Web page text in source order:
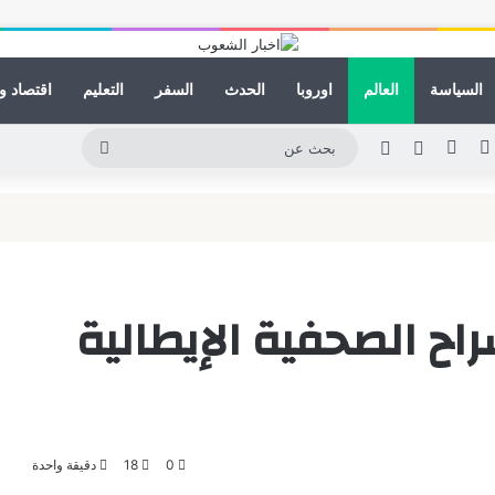
السياسة العالم اوروبا الحدث السفر التعليم اقتصاد
يوتيوب انستقراممقال عشوائي
الوضع المظلم
ميناء دمياط
الصحفية الإيطالية
0
18 دقيقة واحدة